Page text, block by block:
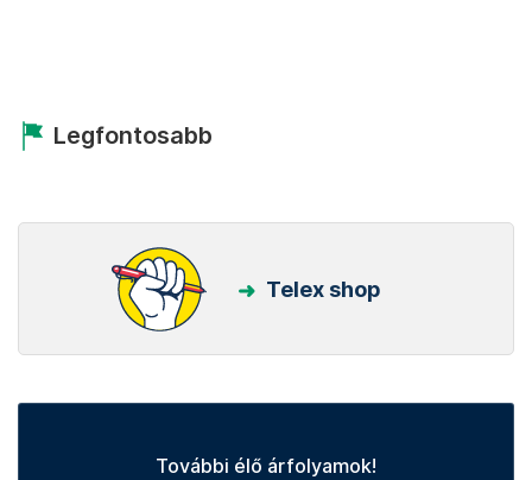
Legfontosabb
Telex shop
További élő árfolyamok!